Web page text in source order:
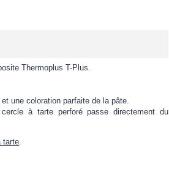
Thermoplus T-Plus.
une coloration parfaite de la pâte.
à tarte perforé passe directement du
tarte